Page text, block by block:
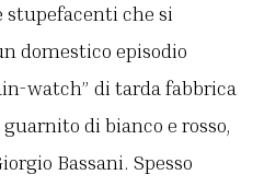
stupefacenti che si
domestico episodio
watch” di tarda fabbrica
di bianco e rosso,
Bassani. Spesso